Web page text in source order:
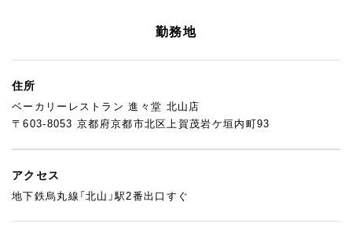
勤務地
住所
ベーカリーレストラン 進々堂 北山店
〒603-8053 京都府京都市北区上賀茂岩ケ垣内町93
アクセス
地下鉄烏丸線「北山」駅2番出口すぐ